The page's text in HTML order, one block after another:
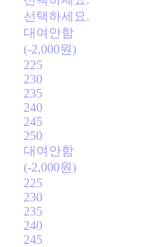
선택하세요.
대여안함
(-2,000원)
225
230
235
240
245
250
대여안함
(-2,000원)
225
230
235
240
245